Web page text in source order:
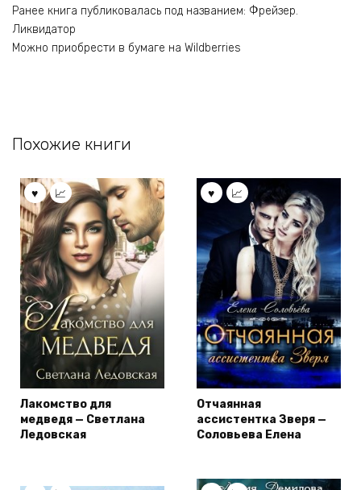
Ранее книга публиковалась под названием: Фрейзер.
Ликвидатор
Можно приобрести в бумаге на Wildberries
Похожие книги
Лакомство для
медведя — Светлана
Ледовская
Отчаянная
ассистентка Зверя —
Соловьева Елена